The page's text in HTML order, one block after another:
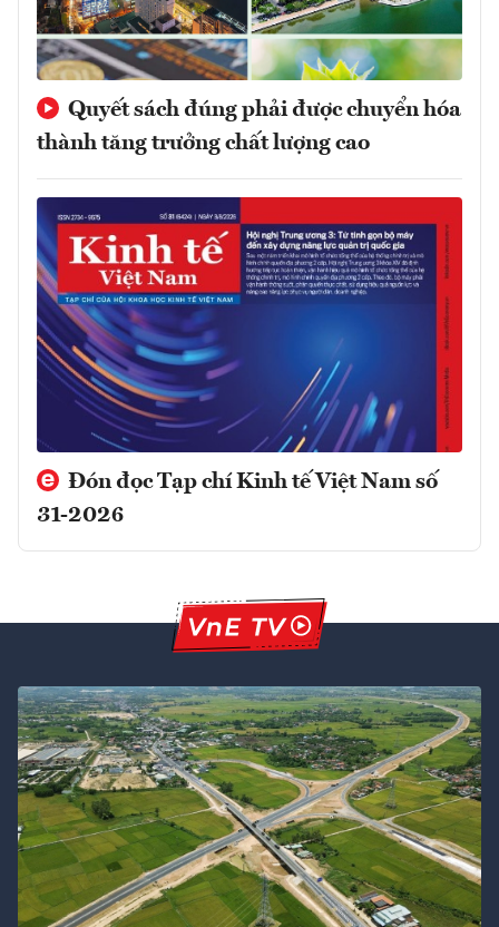
Quyết sách đúng phải được chuyển hóa
thành tăng trưởng chất lượng cao
Đón đọc Tạp chí Kinh tế Việt Nam số
31-2026